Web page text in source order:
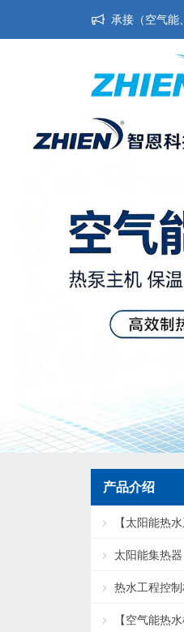
承接（空气能
产品介绍
【太阳能热水
太阳能集热器
热水工程控
【空气能热水